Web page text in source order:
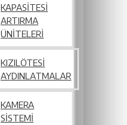
KAPASITESI
ARTIRMA
ÜNITELERI
KIZILÖTESI
AYDINLATMALAR
KAMERA
SISTEMI